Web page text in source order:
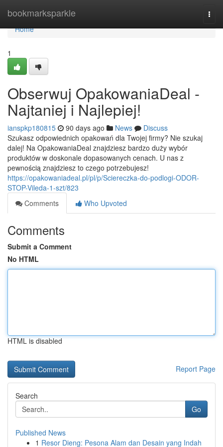
bookmarksparkle
Home
Home
1
Obserwuj OpakowaniaDeal -
Najtaniej i Najlepiej!
ianspkp180815 90 days ago News
Discuss
Szukasz odpowiednich opakowań dla Twojej firmy? Nie szukaj
dalej! Na OpakowaniaDeal znajdziesz bardzo duży wybór
produktów w doskonale dopasowanych cenach. U nas z
pewnością znajdziesz to czego potrzebujesz!
https://opakowaniadeal.pl/pl/p/Sciereczka-do-podlogi-ODOR-
STOP-Vileda-1-szt/823
Comments
Who Upvoted
Comments
Submit a Comment
No HTML
HTML is disabled
Report Page
Search
Go
Published News
1 Resor Dieng: Pesona Alam dan Desain yang Indah